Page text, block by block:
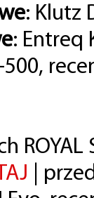
: Klutz
: Entreq
500,
ROYAL
|